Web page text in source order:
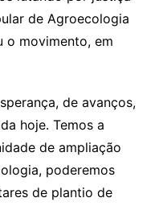
de Agroecologia
o movimento, em
de avanços,
hoje. Temos a
de ampliação
poderemos
de plantio de